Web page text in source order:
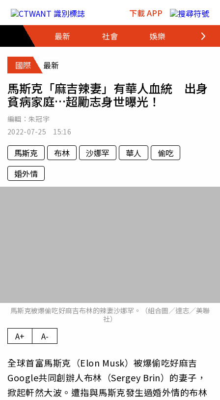
下載 APP
最新
社會 娛樂 財經
國際 最新
馬斯克「麻吉辣妻」有華人血統 出身
貧病家庭…超勵志身世曝光！
編輯： 朱冠宇
2022-07-25 15:16
馬斯克 布林 沙娜罕 華人
偷吃
婚外情
馬斯克被爆偷吃好麻吉布林的辣妻沙娜罕。（組合圖／達志／美聯
社）
A+ A-
全球首富馬斯克（Elon Musk）被爆偷吃好麻吉
Google共同創辦人布林（Sergey Brin）的妻子，
掀起軒然大波。遭指與馬斯克發生過婚外情的布林